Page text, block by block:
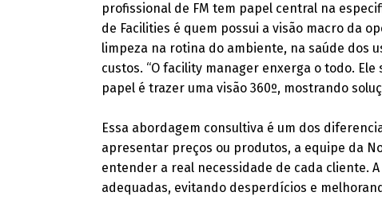
profissional de FM tem papel central na
de Facilities é quem possui a visão macro da
limpeza na rotina do ambiente, na saúde dos
custos. “O facility manager enxerga o todo.
papel é trazer uma visão 360º, mostrando
Essa abordagem consultiva é um dos
apresentar preços ou produtos, a equipe da
entender a real necessidade de cada cliente.
adequadas, evitando desperdícios e